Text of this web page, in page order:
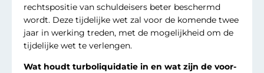
rechtspositie van schuldeisers beter beschermd
wordt. Deze tijdelijke wet zal voor de komende twee
jaar in werking treden, met de mogelijkheid om de
tijdelijke wet te verlengen.
Wat houdt turboliquidatie in en wat zijn de voor-